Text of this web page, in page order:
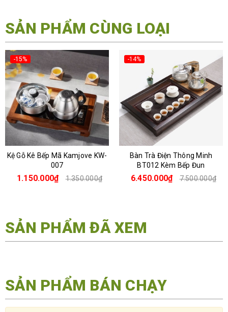
SẢN PHẨM CÙNG LOẠI
-15%
Kệ Gỗ Kê Bếp Mã Kamjove KW-
007
1.150.000₫ 1.350.000₫
-14%
Bàn Trà Điện Thông Minh
BT012 Kèm Bếp Đun
6.450.000₫ 7.500.000₫
SẢN PHẨM ĐÃ XEM
SẢN PHẨM BÁN CHẠY